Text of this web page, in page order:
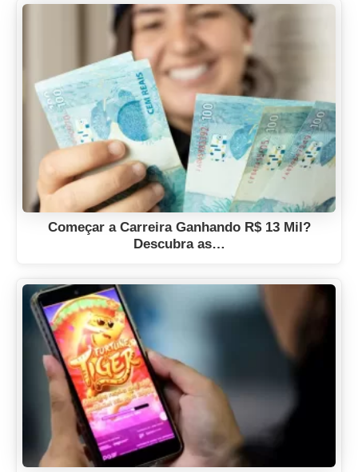
Começar a Carreira Ganhando R$ 13 Mil?
Descubra as…